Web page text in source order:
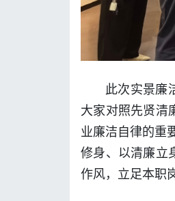
此次实景廉
大家对照先贤清
业廉洁自律的重
修身、以清廉立
作风，立足本职